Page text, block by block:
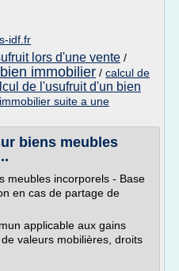
idf.fr
lors d'une vente /
immobilier / calcul de
de l'usufruit d'un bien
suite a une
biens meubles
meubles incorporels - Base
en cas de partage de
applicable aux gains
valeurs mobilières, droits